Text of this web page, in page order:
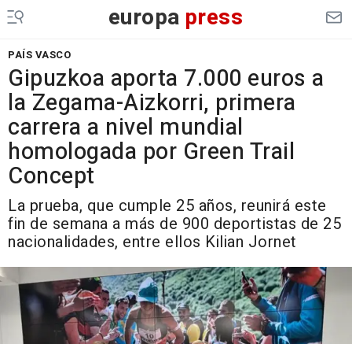
europa press
PAÍS VASCO
Gipuzkoa aporta 7.000 euros a
la Zegama-Aizkorri, primera
carrera a nivel mundial
homologada por Green Trail
Concept
La prueba, que cumple 25 años, reunirá este
fin de semana a más de 900 deportistas de 25
nacionalidades, entre ellos Kilian Jornet